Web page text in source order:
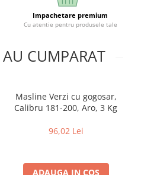
Impachetare premium
Cu atentie pentru produsele tale
CUMPARAT
Masline Verzi cu gogosar,
Calibru 181-200, Aro, 3 Kg
96,02 Lei
ADAUGA IN COS